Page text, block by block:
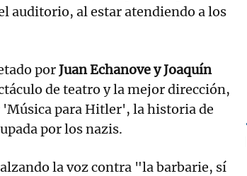
auditorio, al estar atendiendo a los
porJuan Echanove y Joaquín
de teatro y la mejor dirección,
'Música para Hitler', la historia de
por los nazis.
la voz contra "la barbarie, sí